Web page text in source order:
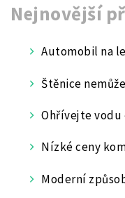
Nejnovější
Automobil na
Štěnice
Ohřívejte vodu
Nízké ceny
Moderní